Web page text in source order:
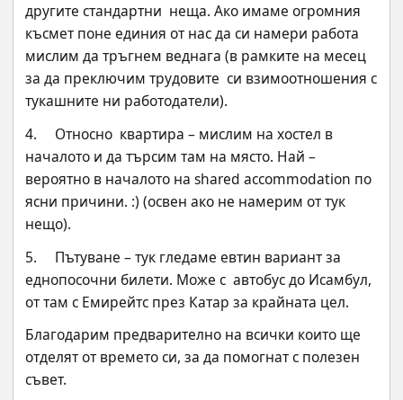
другите стандартни  неща. Ако имаме огромния
късмет поне единия от нас да си намери работа
мислим да тръгнем веднага (в рамките на месец
за да преключим трудовите  си взимоотношения с
тукашните ни работодатели).
4.     Относно  квартира – мислим на хостел в
началото и да търсим там на място. Най –
вероятно в началото на shared accommodation по
ясни причини. :) (освен ако не намерим от тук
нещо).
5.     Пътуване – тук гледаме евтин вариант за
еднопосочни билети. Може с  автобус до Исамбул,
от там с Емирейтс през Катар за крайната цел.
Благодарим предварително на всички които ще
отделят от времето си, за да помогнат с полезен
съвет.